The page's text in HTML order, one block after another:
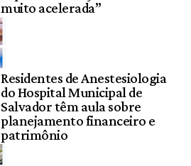
muito acelerada”
Residentes de Anestesiologia
do Hospital Municipal de
Salvador têm aula sobre
planejamento financeiro e
patrimônio